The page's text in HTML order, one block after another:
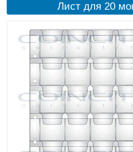
Лист для 20